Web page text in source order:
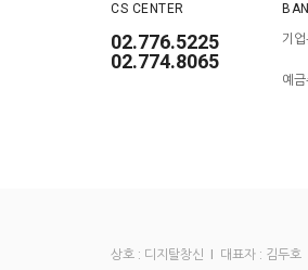
CS CENTER
02.776.5225
02.774.8065
기
예
상호 : 디지탈창신 I 대표자 : 김두